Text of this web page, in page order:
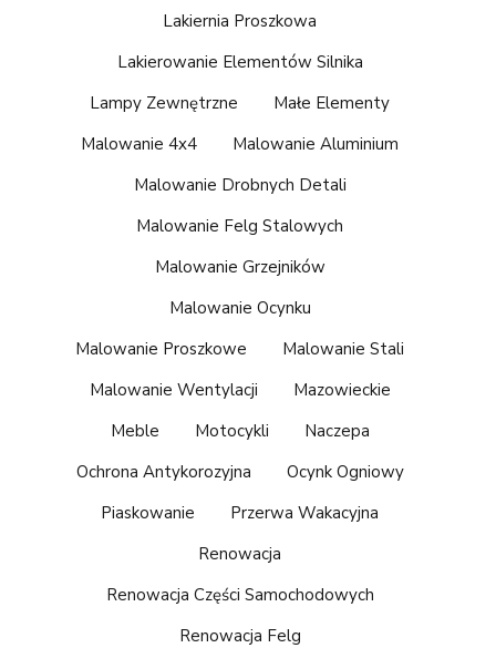
Lakiernia Proszkowa
Lakierowanie Elementów Silnika
Lampy Zewnętrzne
Małe Elementy
Malowanie 4x4
Malowanie Aluminium
Malowanie Drobnych Detali
Malowanie Felg Stalowych
Malowanie Grzejników
Malowanie Ocynku
Malowanie Proszkowe
Malowanie Stali
Malowanie Wentylacji
Mazowieckie
Meble
Motocykli
Naczepa
Ochrona Antykorozyjna
Ocynk Ogniowy
Piaskowanie
Przerwa Wakacyjna
Renowacja
Renowacja Części Samochodowych
Renowacja Felg